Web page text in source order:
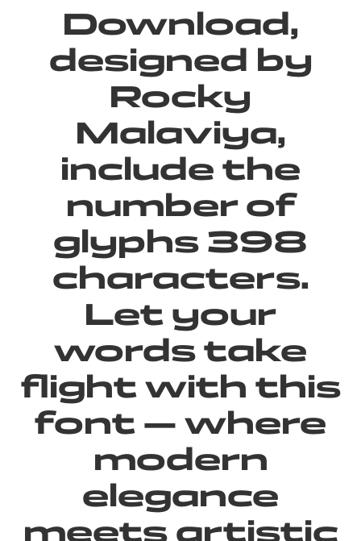
Download,
designed by
Rocky
Malaviya,
include the
number of
glyphs 398
characters.
Let your
words take
flight with this
font — where
modern
elegance
meets artistic